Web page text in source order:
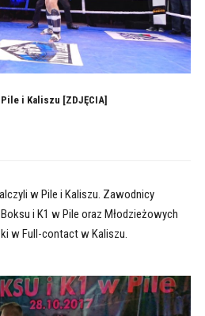
i Kaliszu [ZDJĘCIA]
w Pile i Kaliszu. Zawodnicy
i K1 w Pile oraz Młodzieżowych
w Full-contact w Kaliszu.